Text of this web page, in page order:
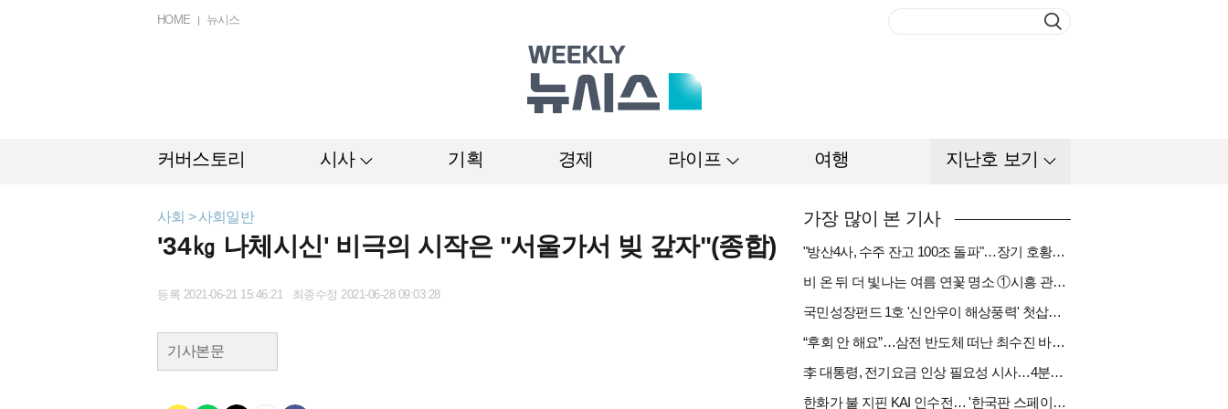
HOME 뉴시스
커버스토리 시사 기획 경제 라이프 여행 지난호 보기
사회 > 사회일반
'34㎏ 나체시신' 비극의 시작은 "서울가서 빚 갚자"(종합)
등록 2021-06-21 15:46:21 최종수정 2021-06-28 09:03:28
기사본문
가장 많이 본 기사
"방산4사, 수주 잔고 100조 돌파"…장기 호황기 들어섰다[다시 나는 K방산①]
비 온 뒤 더 빛나는 여름 연꽃 명소 ①시흥 관곡지
국민성장펀드 1호 '신안우이 해상풍력' 첫삽…바람소득 시동[하반기 에너지②]
“후회 안 해요”…삼전 반도체 떠난 최수진 바텐더의 ‘피어오름’[피플]
李 대통령, 전기요금 인상 필요성 시사…4분기엔 오를까
한화가 불 지핀 KAI 인수전… '한국판 스페이스X' 탄생 촉각[다시 나는 K방산③]